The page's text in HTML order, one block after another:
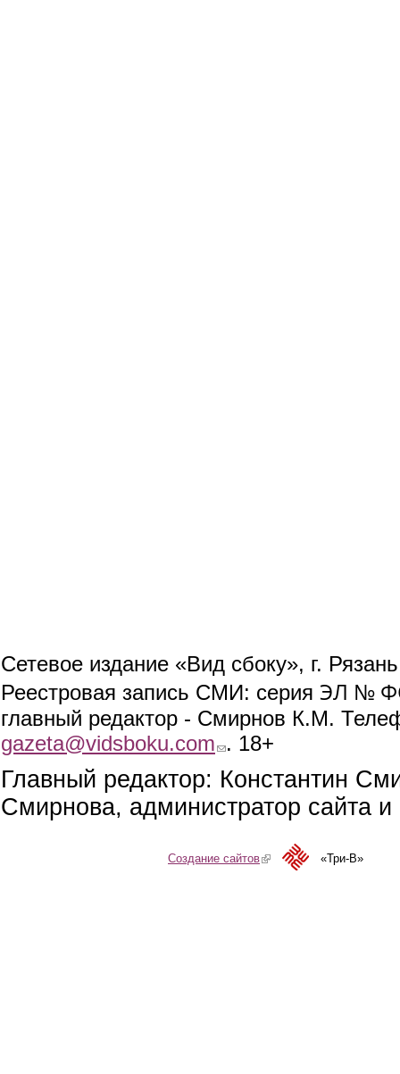
Сетевое издание «Вид сбоку», г.
Реестровая запись СМИ: серия ЭЛ №
главный редактор - Смирнов К.М.
gazeta@vidsboku.com (link sends e-mail)
. 18+
Главный редактор: Константин
Смирнова, администратор сайта
Создание сайтов(link is external)«Три-В»